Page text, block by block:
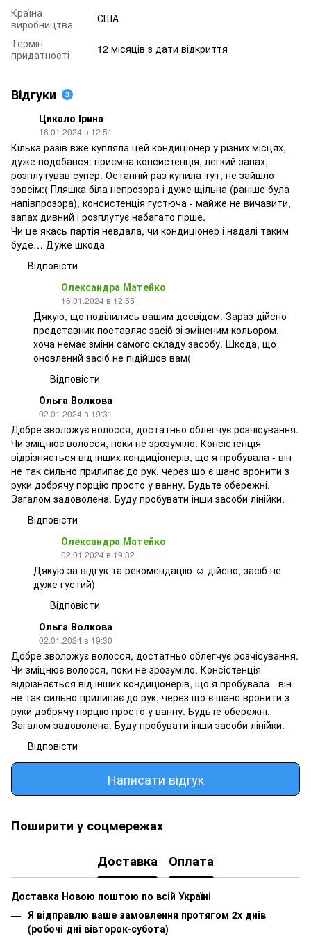
Країна
виробництва
США
Термін
придатності
12 місяців з дати відкриття
Відгуки 3
Цикало Ірина
16.01.2024 в 12:51
Кілька разів вже купляла цей кондиціонер у різних місцях,
дуже подобався: приємна консистенція, легкий запах,
розплутував супер. Останній раз купила тут, не зайшло
зовсім:( Пляшка біла непрозора і дуже щільна (раніше була
напівпрозора), консистенція густюча - майже не вичавити,
запах дивний і розплутує набагато гірше.
Чи це якась партія невдала, чи кондиціонер і надалі таким
буде… Дуже шкода
Відповісти
Олександра Матейко
16.01.2024 в 12:55
Дякую, що поділились вашим досвідом. Зараз дійсно
представник поставляє засіб зі зміненим кольором,
хоча немає зміни самого складу засобу. Шкода, що
оновлений засіб не підійшов вам(
Відповісти
Ольга Волкова
02.01.2024 в 19:31
Добре зволожує волосся, достатньо облегчує розчісування.
Чи зміцнює волосся, поки не зрозуміло. Консістенція
відрізняється від інших кондиціонерів, що я пробувала - він
не так сильно прилипає до рук, через що є шанс вронити з
руки добрячу порцію просто у ванну. Будьте обережні.
Загалом задоволена. Буду пробувати інши засоби лінійки.
Відповісти
Олександра Матейко
02.01.2024 в 19:32
Дякую за відгук та рекомендацію ☺️ дійсно, засіб не
дуже густий)
Відповісти
Ольга Волкова
02.01.2024 в 19:30
Добре зволожує волосся, достатньо облегчує розчісування.
Чи зміцнює волосся, поки не зрозуміло. Консістенція
відрізняється від інших кондиціонерів, що я пробувала - він
не так сильно прилипає до рук, через що є шанс вронити з
руки добрячу порцію просто у ванну. Будьте обережні.
Загалом задоволена. Буду пробувати інши засоби лінійки.
Відповісти
Написати відгук
Поширити у соцмережах
Доставка
Оплата
Доставка Новою поштою по всій Україні
Я відправлю ваше замовлення протягом 2х днів
(робочі дні вівторок-субота)